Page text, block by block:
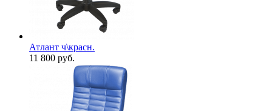
Атлант ч\красн.
11 800 руб.